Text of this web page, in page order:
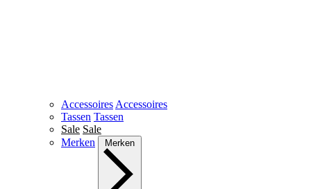
Accessoires Accessoires
Tassen Tassen
Sale Sale
Merken
Merken